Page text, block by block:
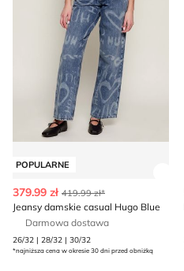
POPULARNE
379.99 zł 419.99 zł*
Jeansy damskie casual Hugo Blue
Darmowa dostawa
26/32 | 28/32 | 30/32
*najniższa cena w okresie 30 dni przed obniżką